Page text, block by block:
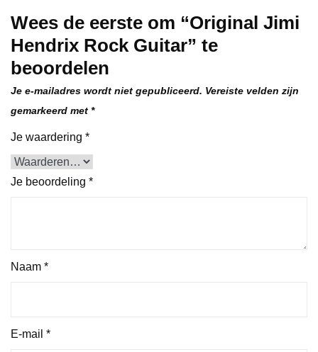
Wees de eerste om “Original Jimi
Hendrix Rock Guitar” te
beoordelen
Je e-mailadres wordt niet gepubliceerd. Vereiste velden zijn
gemarkeerd met *
Je waardering *
Je beoordeling *
Naam *
E-mail *